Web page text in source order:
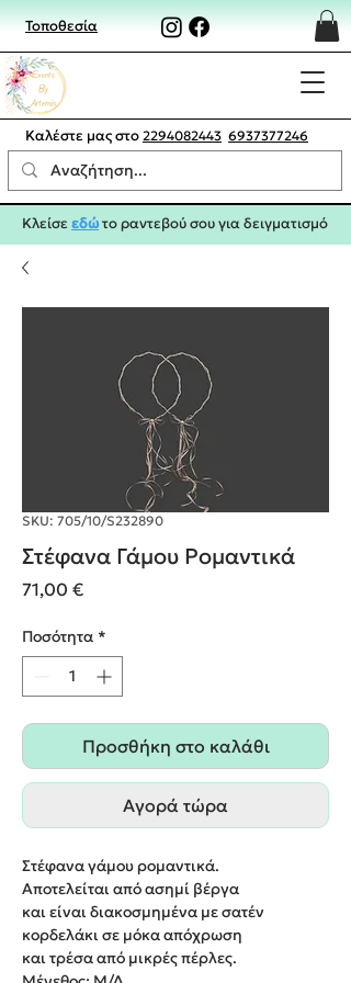
Τοποθεσία
Καλέστε μας στο 2294082443 6937377246
Κλείσεεδώτο ραντεβού σου για δειγματισμό
SKU: 705/10/S232890
Στέφανα Γάμου Ρομαντικά
71,00 €Τιμή
Ποσότητα *
Προσθήκη στο καλάθι
Αγορά τώρα
Στέφανα γάμου ρομαντικά.
Αποτελείται από ασημί βέργα
και είναι διακοσμημένα με σατέν
κορδελάκι σε μόκα απόχρωση
και τρέσα από μικρές πέρλες.